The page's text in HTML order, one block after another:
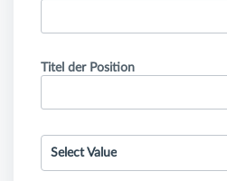
Titel der Position
Select Value